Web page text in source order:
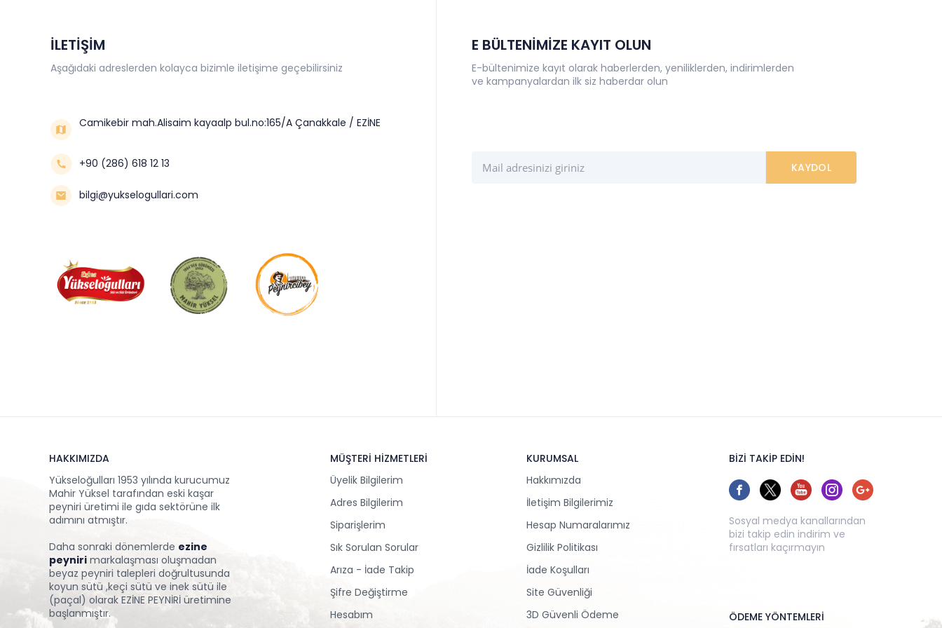
İLETİŞİM
Aşağıdaki adreslerden kolayca bizimle iletişime geçebilirsiniz
Camikebir mah.Alisaim kayaalp bul.no:165/A Çanakkale / EZİNE
+90 (286) 618 12 13
bilgi@yukselogullari.com
E BÜLTENİMİZE KAYIT OLUN
E-bültenimize kayıt olarak haberlerden, yeniliklerden, indirimlerden
ve kampanyalardan ilk siz haberdar olun
HAKKIMIZDA
Yükseloğulları 1953 yılında kurucumuz
Mahir Yüksel tarafından eski kaşar
peyniri üretimi ile gıda sektörüne ilk
adımını atmıştır.
Daha sonraki dönemlerde ezine
peynirimarkalaşması oluşmadan
beyaz peyniri talepleri doğrultusunda
koyun sütü ,keçi sütü ve inek sütü ile
(paçal) olarak EZİNE PEYNİRİ üretimine
başlanmıştır.
MÜŞTERİ HİZMETLERİ
Üyelik Bilgilerim
Adres Bilgilerim
Siparişlerim
Sık Sorulan Sorular
Arıza - İade Takip
Şifre Değiştirme
Hesabım
KURUMSAL
Hakkımızda
İletişim Bilgilerimiz
Hesap Numaralarımız
Gizlilik Politikası
İade Koşulları
Site Güvenliği
3D Güvenli Ödeme
BİZİ TAKİP EDİN!
Sosyal medya kanallarından
bizi takip edin indirim ve
fırsatları kaçırmayın
ÖDEME YÖNTEMLERİ